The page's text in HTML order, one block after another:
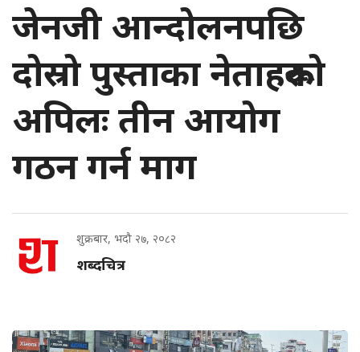
जेनजी आन्दोलनपछि
दोस्रो पुस्ताका नेताहरूको
अपिलः तीन आयोग
गठन गर्न माग
शुक्रबार, भदौ २७, २०८२
शब्दचित्र